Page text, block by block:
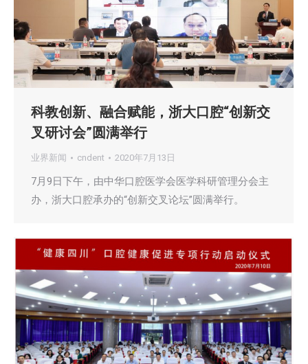
科教创新、融合赋能，浙大口腔“创新交
叉研讨会”圆满举行
业界新闻 cndent 2020年7月13日
7月9日下午，由中华口腔医学会医学科研管理分会主
办，浙大口腔承办的“创新交叉论坛”圆满举行。